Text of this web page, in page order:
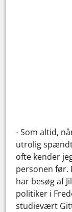
- Som altid,
utrolig
ofte kender
personen før.
har besøg af
politiker i
studievært